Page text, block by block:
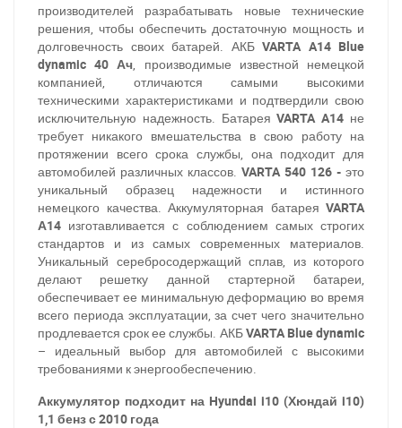
производителей разрабатывать новые технические
решения, чтобы обеспечить достаточную мощность и
долговечность своих батарей. АКБ VARTA A14 Blue
dynamic 40 Ач, производимые известной немецкой
компанией, отличаются самыми высокими
техническими характеристиками и подтвердили свою
исключительную надежность. БатареяVARTA A14 не
требует никакого вмешательства в свою работу на
протяжении всего срока службы, она подходитдля
автомобилей различных классов. VARTA 540 126 - это
уникальный образец
надежности и истинного
немецкого качества. Аккумуляторная батарея VARTA
А14 изготавливается с соблюдением самых строгих
стандартов и из самых современных материалов.
Уникальный серебросодержащий сплав, из которого
делают решетку данной стартерной батареи,
обеспечивает ее минимальную деформацию во время
всего периода эксплуатации, за счет чего значительно
продлевается срок ее службы. АКБVARTA Blue dynamic
– идеальный выбор для автомобилей с высокими
требованиями к энергообеспечению.
Аккумулятор подходит на Hyundai i10 (Хюндай i10)
1,1 бенз с 2010 года
За відсутності звязку - дзвоніть, пишіть у Viber / Telegram
(093) 600-51-11
Написати в Viber Написати в Telegram